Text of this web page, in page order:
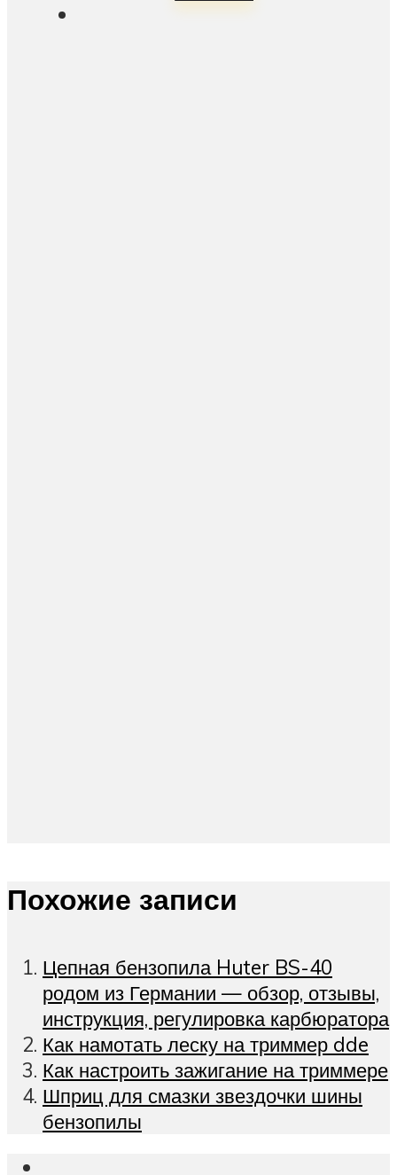
Похожие записи
Цепная бензопила Huter BS-40
родом из Германии — обзор, отзывы,
инструкция, регулировка карбюратора
Как намотать леску на триммер dde
Как настроить зажигание на триммере
Шприц для смазки звездочки шины
бензопилы